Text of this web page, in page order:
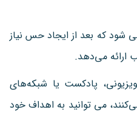
شود که بعد از ایجاد حس نیاز
می‌دهد.
پادکست یا شبکه‌های
می توانید به اهداف خود